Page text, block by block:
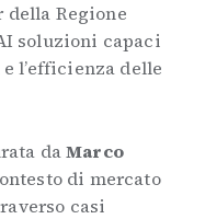
della Regione
soluzioni capaci
l’efficienza delle
daMarco
di mercato
casi